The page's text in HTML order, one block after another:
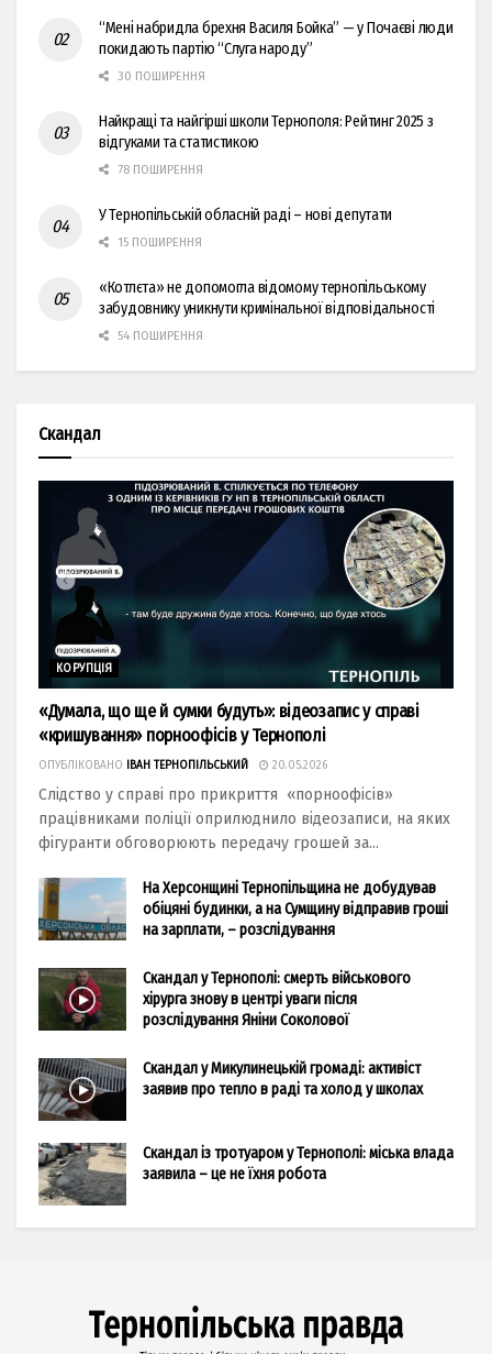
“Мені набридла брехня Василя Бойка” — у Почаєві люди
покидають партію “Слуга народу”
30 ПОШИРЕННЯ
Найкращі та найгірші школи Тернополя: Рейтинг 2025 з
відгуками та статистикою
78 ПОШИРЕННЯ
У Тернопільській обласній раді – нові депутати
15 ПОШИРЕННЯ
«Котлєта» не допомогла відомому тернопільському
забудовнику уникнути кримінальної відповідальності
54 ПОШИРЕННЯ
Скандал
КОРУПЦІЯ
«Думала, що ще й сумки будуть»: відеозапис у справі
«кришування» порноофісів у Тернополі
ОПУБЛІКОВАНО ІВАН ТЕРНОПІЛЬСЬКИЙ 20.05.2026
Слідство у справі про прикриття «порноофісів»
працівниками поліції оприлюднило відеозаписи, на яких
фігуранти обговорюють передачу грошей за...
На Херсонщині Тернопільщина не добудував
обіцяні будинки, а на Сумщину відправив гроші
на зарплати, – розслідування
Скандал у Тернополі: смерть військового
хірурга знову в центрі уваги після
розслідування Яніни Соколової
Скандал у Микулинецькій громаді: активіст
заявив про тепло в раді та холод у школах
Скандал із тротуаром у Тернополі: міська влада
заявила – це не їхня робота